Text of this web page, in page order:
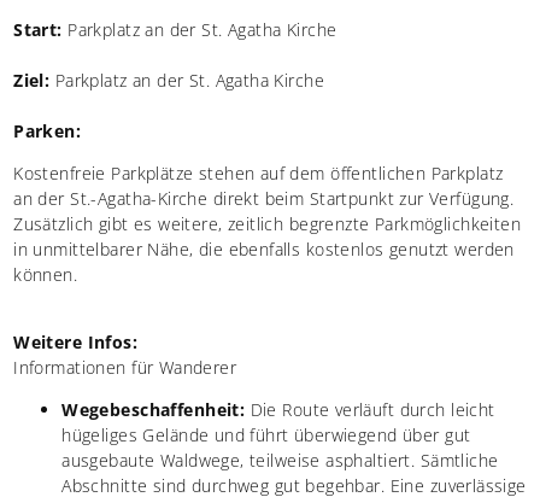
Start: Parkplatz an der St. Agatha Kirche
Ziel: Parkplatz an der St. Agatha Kirche
Parken:
Kostenfreie Parkplätze stehen auf dem öffentlichen Parkplatz
an der St.-Agatha-Kirche direkt beim Startpunkt zur Verfügung.
Zusätzlich gibt es weitere, zeitlich begrenzte Parkmöglichkeiten
in unmittelbarer Nähe, die ebenfalls kostenlos genutzt werden
können.
Weitere Infos:
Informationen für Wanderer
Wegebeschaffenheit: Die Route verläuft durch leicht
hügeliges Gelände und führt überwiegend über gut
ausgebaute Waldwege, teilweise asphaltiert. Sämtliche
Abschnitte sind durchweg gut begehbar. Eine zuverlässige